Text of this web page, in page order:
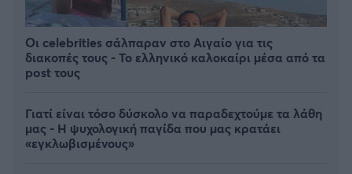
Οι celebrities σάλπαραν στο Αιγαίο για τις
διακοπές τους - Το ελληνικό καλοκαίρι μέσα από τα
post τους
Γιατί είναι τόσο δύσκολο να παραδεχτούμε τα λάθη
μας - Η ψυχολογική παγίδα που μας κρατάει
«εγκλωβισμένους»